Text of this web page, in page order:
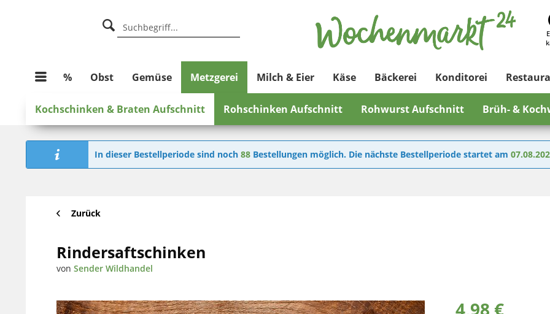
% Obst Gemüse Metzgerei Milch & Eier Käse Bäckerei Konditorei
Kochschinken & Braten Aufschnitt Rohschinken Aufschnitt Rohwurst Aufschnitt Brüh- &
In dieser Bestellperiode sind noch 88 Bestellungen möglich. Die nächste Bestellperiode startet am
Zurück
Rindersaftschinken
von Sender Wildhandel
4,98 €